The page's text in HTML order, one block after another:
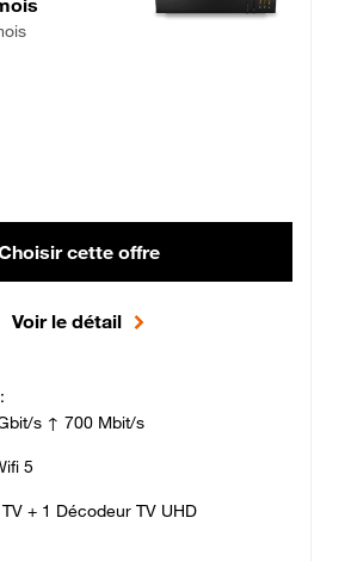
cette offre
Voir le détail
s ↑ 700 Mbit/s
5
+ 1 Décodeur TV UHD